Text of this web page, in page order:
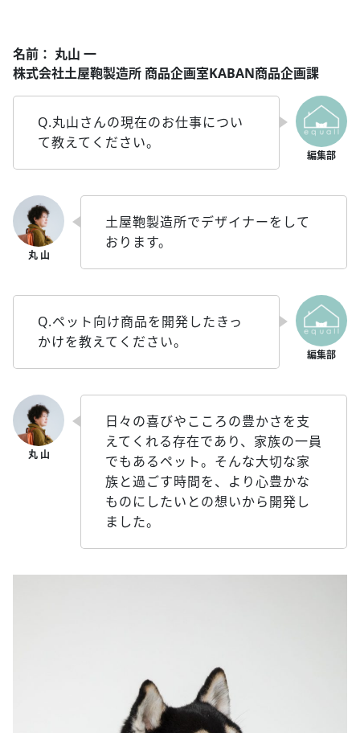
名前： 丸山 一
株式会社土屋鞄製造所 商品企画室KABAN商品企画課
Q.丸山さんの現在のお仕事につい
て教えてください。
土屋鞄製造所でデザイナーをして
おります。
Q.ペット向け商品を開発したきっ
かけを教えてください。
日々の喜びやこころの豊かさを支
えてくれる存在であり、家族の一員
でもあるペット。そんな大切な家
族と過ごす時間を、より心豊かな
ものにしたいとの想いから開発し
ました。